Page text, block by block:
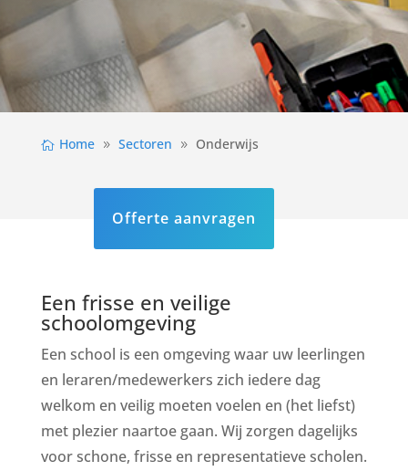
Home Sectoren Onderwijs
Offerte aanvragen
Een frisse en veilige
schoolomgeving
Een school is een omgeving waar uw leerlingen
en leraren/medewerkers zich iedere dag
welkom en veilig moeten voelen en (het liefst)
met plezier naartoe gaan. Wij zorgen dagelijks
voor schone, frisse en representatieve scholen.